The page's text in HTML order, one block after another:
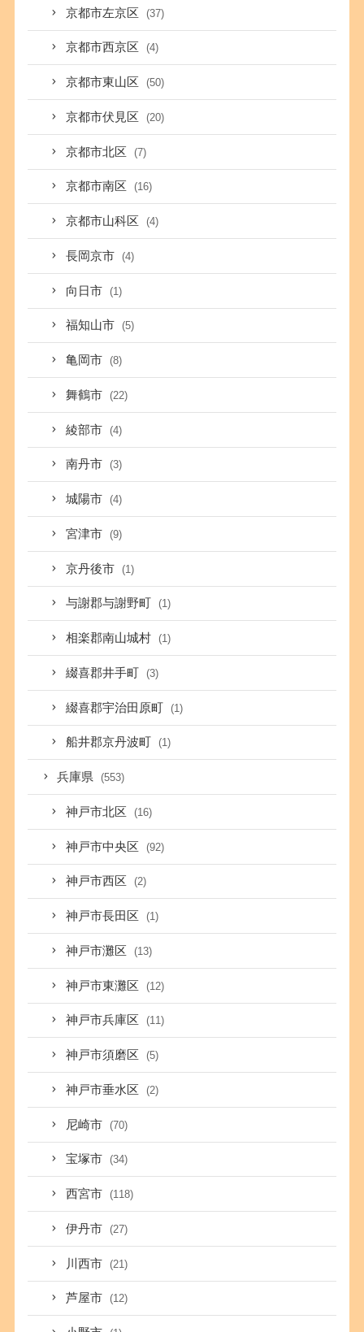
京都市左京区 (37)
京都市西京区 (4)
京都市東山区 (50)
京都市伏見区 (20)
京都市北区 (7)
京都市南区 (16)
京都市山科区 (4)
長岡京市 (4)
向日市 (1)
福知山市 (5)
亀岡市 (8)
舞鶴市 (22)
綾部市 (4)
南丹市 (3)
城陽市 (4)
宮津市 (9)
京丹後市 (1)
与謝郡与謝野町 (1)
相楽郡南山城村 (1)
綴喜郡井手町 (3)
綴喜郡宇治田原町 (1)
船井郡京丹波町 (1)
兵庫県 (553)
神戸市北区 (16)
神戸市中央区 (92)
神戸市西区 (2)
神戸市長田区 (1)
神戸市灘区 (13)
神戸市東灘区 (12)
神戸市兵庫区 (11)
神戸市須磨区 (5)
神戸市垂水区 (2)
尼崎市 (70)
宝塚市 (34)
西宮市 (118)
伊丹市 (27)
川西市 (21)
芦屋市 (12)